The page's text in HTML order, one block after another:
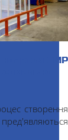
створення
GMP